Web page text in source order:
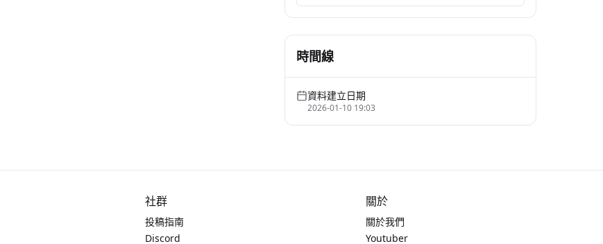
時間線
資料建立日期
2026-01-10 19:03
社群
投稿指南
Discord
關於
關於我們
Youtuber